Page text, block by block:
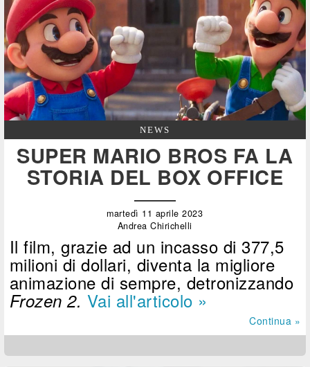
NEWS
SUPER MARIO BROS FA LA
STORIA DEL BOX OFFICE
martedì 11 aprile 2023
Andrea Chirichelli
Il film, grazie ad un incasso di 377,5
milioni di dollari, diventa la migliore
animazione di sempre, detronizzando
Frozen 2. Vai all'articolo »
Continua »